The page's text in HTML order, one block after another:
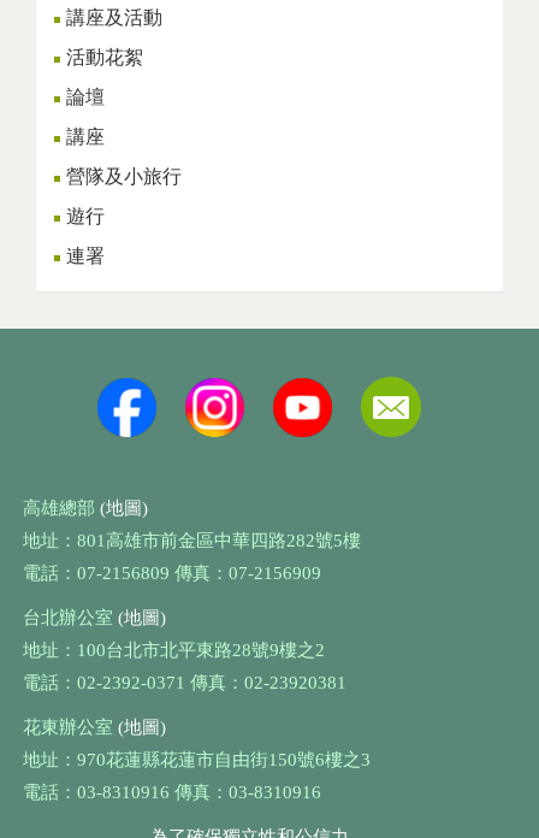
講座及活動
活動花絮
論壇
講座
營隊及小旅行
遊行
連署
高雄總部 (地圖)
地址：801高雄市前金區中華四路282號5樓
電話：07-2156809 傳真：07-2156909
台北辦公室 (地圖)
地址：100台北市北平東路28號9樓之2
電話：02-2392-0371 傳真：02-23920381
花東辦公室 (地圖)
地址：970花蓮縣花蓮市自由街150號6樓之3
電話：03-8310916 傳真：03-8310916